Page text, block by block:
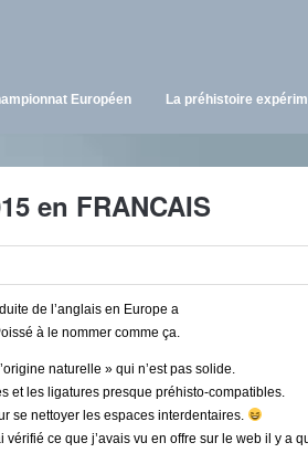
Européen La préhistoire
en FRANCAIS
de l’anglais en Europe a
à le nommer comme ça.
naturelle » qui n’est pas solide.
et les ligatures presque préhisto-compatibles.
se nettoyer les espaces interdentaires.
vérifié ce que j’avais vu en offre sur le web il y a